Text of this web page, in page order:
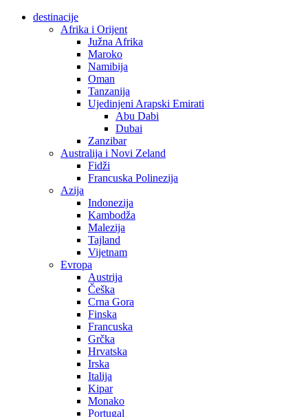
destinacije
Afrika i Orijent
Južna Afrika
Maroko
Namibija
Oman
Tanzanija
Ujedinjeni Arapski Emirati
Abu Dabi
Dubai
Zanzibar
Australija i Novi Zeland
Fidži
Francuska Polinezija
Azija
Indonezija
Kambodža
Malezija
Tajland
Vijetnam
Evropa
Austrija
Češka
Crna Gora
Finska
Francuska
Grčka
Hrvatska
Irska
Italija
Kipar
Monako
Portugal